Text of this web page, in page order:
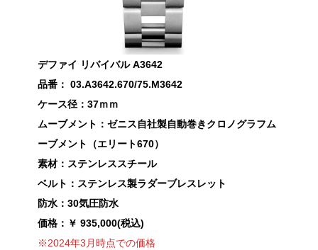
デファイ リバイバル A3642
品番： 03.A3642.670/75.M3642
ケース径：37ｍｍ
ムーブメント：ゼニス自社製自動巻きクロノグラフム
ーブメント（エリート670）
素材：ステンレススチール
ベルト：ステンレス製ラダーブレスレット
防水：30気圧防水
価格：￥ 935,000(税込)
※2024年3月時点での価格